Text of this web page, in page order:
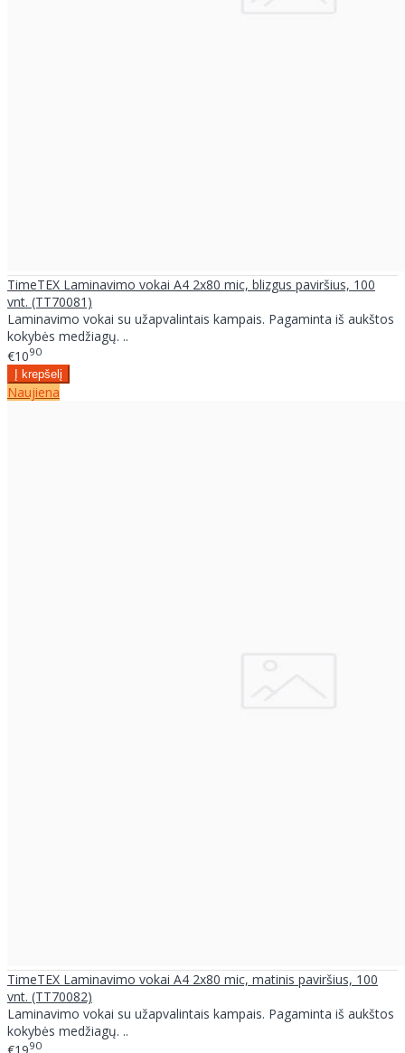
TimeTEX Laminavimo vokai A4 2x80 mic, blizgus paviršius, 100
vnt. (TT70081)
Laminavimo vokai su užapvalintais kampais. Pagaminta iš aukštos
kokybės medžiagų. ..
€1090
Naujiena
TimeTEX Laminavimo vokai A4 2x80 mic, matinis paviršius, 100
vnt. (TT70082)
Laminavimo vokai su užapvalintais kampais. Pagaminta iš aukštos
kokybės medžiagų. ..
90